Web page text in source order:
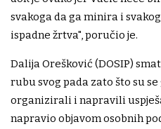
svakoga da ga minira i
ispadne žrtva", poručio je.
Dalija Orešković (DOSIP)
rubu svog pada zato što su
organizirali i napravili
napravio objavom osobnih